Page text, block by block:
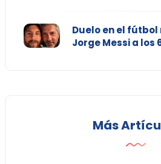
Duelo en el
Jorge Messi a los
Más